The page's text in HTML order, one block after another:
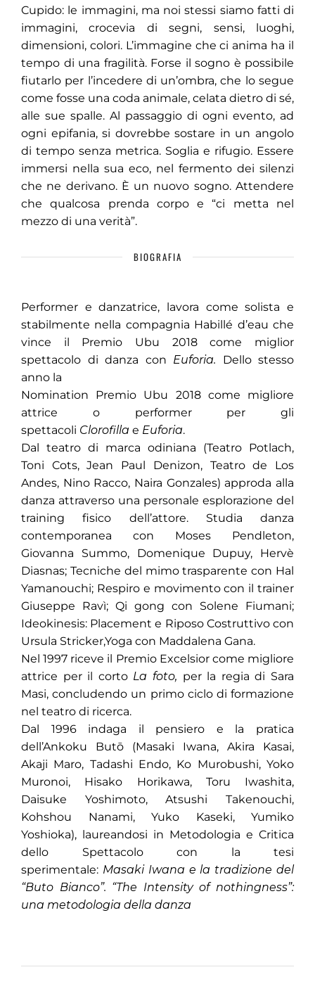
Cupido: le immagini, ma noi stessi siamo fatti di
immagini, crocevia di segni, sensi, luoghi,
dimensioni, colori. L’immagine che ci anima ha il
tempo di una fragilità. Forse il sogno è possibile
fiutarlo per l’incedere di un’ombra, che lo segue
come fosse una coda animale, celata dietro di sé,
alle sue spalle. Al passaggio di ogni evento, ad
ogni epifania, si dovrebbe sostare in un angolo
di tempo senza metrica. Soglia e rifugio. Essere
immersi nella sua eco, nel fermento dei silenzi
che ne derivano. È un nuovo sogno. Attendere
che qualcosa prenda corpo e “ci metta nel
mezzo di una verità”.
BIOGRAFIA
Performer e danzatrice, lavora come solista e
stabilmente nella compagnia Habillé d’eau che
vince il Premio Ubu 2018 come miglior
spettacolo di danza con Euforia. Dello stesso
anno la
Nomination Premio Ubu 2018 come migliore
attrice o performer per gli
spettacoli Clorofilla e Euforia.
Dal teatro di marca odiniana (Teatro Potlach,
Toni Cots, Jean Paul Denizon, Teatro de Los
Andes, Nino Racco, Naira Gonzales) approda alla
danza attraverso una personale esplorazione del
training fisico dell’attore. Studia danza
contemporanea con Moses Pendleton,
Giovanna Summo, Domenique Dupuy, Hervè
Diasnas; Tecniche del mimo trasparente con Hal
Yamanouchi; Respiro e movimento con il trainer
Giuseppe Ravì; Qi gong con Solene Fiumani;
Ideokinesis: Placement e Riposo Costruttivo con
Ursula Stricker,Yoga con Maddalena Gana.
Nel 1997 riceve il Premio Excelsior come migliore
attrice per il corto La foto, per la regia di Sara
Masi, concludendo un primo ciclo di formazione
nel teatro di ricerca.
Dal 1996 indaga il pensiero e la pratica
dell’Ankoku Butō
(Masaki Iwana, Akira Kasai,
Akaji Maro, Tadashi Endo, Ko Murobushi, Yoko
Muronoi, Hisako Horikawa, Toru Iwashita,
Daisuke Yoshimoto, Atsushi Takenouchi,
Kohshou Nanami, Yuko Kaseki, Yumiko
Yoshioka), laureandosi in Metodologia e Critica
dello Spettacolo con la tesi
sperimentale: Masaki Iwana e la tradizione del
“Buto Bianco”. “The Intensity of nothingness”:
una metodologia della danza